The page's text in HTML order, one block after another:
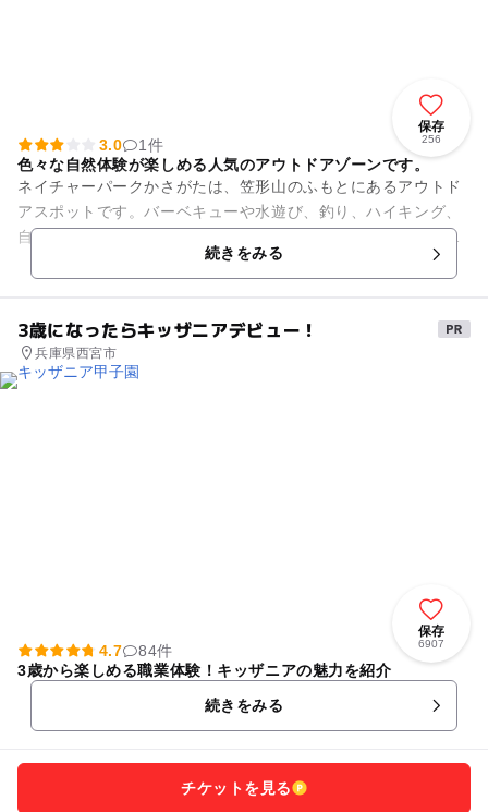
保存
256
3.0
1件
色々な自然体験が楽しめる人気のアウトドアゾーンです。
ネイチャーパークかさがたは、笠形山のふもとにあるアウトド
アスポットです。バーベキューや水遊び、釣り、ハイキング、
自然観察などを楽しむことができ、キャンプ場やコテージ棟も
完備しているので宿泊も可能...続きをみる
3歳になったらキッザニアデビュー！
兵庫県西宮市
保存
6907
4.7
84件
3歳から楽しめる職業体験！キッザニアの魅力を紹介
続きをみる
チケットを見る